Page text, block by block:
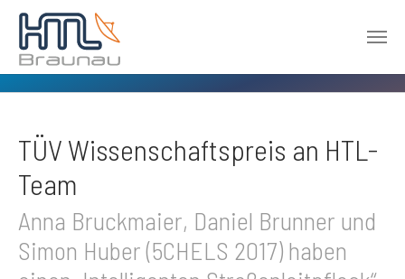
TÜV Wissenschaftspreis an HTL-
Team
Anna Bruckmaier, Daniel Brunner und
Simon Huber (5CHELS 2017) haben